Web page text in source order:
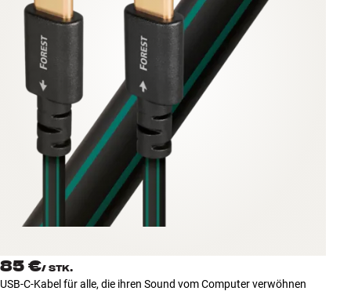
Zubehör
MARKEN
NEUHEITEN
ANGEBOTE
Store Finden
Kundendienst
Kundendienst
Bauen mit Klang
85 €/ STK.
USB-C-Kabel für alle, die ihren Sound vom Computer verwöhnen